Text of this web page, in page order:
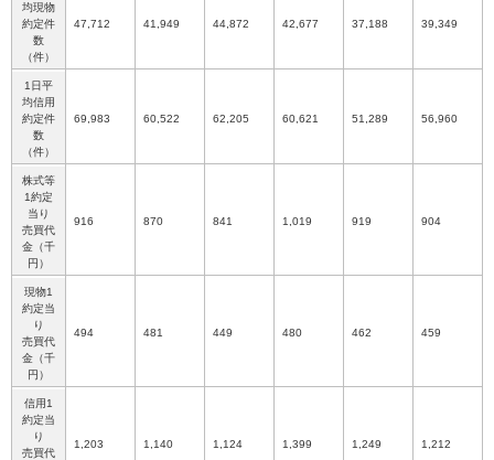
均現物
約定件
数
（件）
47,712 41,949 44,872 42,677 37,188 39,349
1日平
均信用
約定件
数
（件）
69,983 60,522 62,205 60,621 51,289 56,960
株式等
1約定
当り
売買代
金（千
円）
916 870 841 1,019 919 904
現物1
約定当
り
売買代
金（千
円）
494 481 449 480 462 459
信用1
約定当
り
売買代
1,203 1,140 1,124 1,399 1,249 1,212